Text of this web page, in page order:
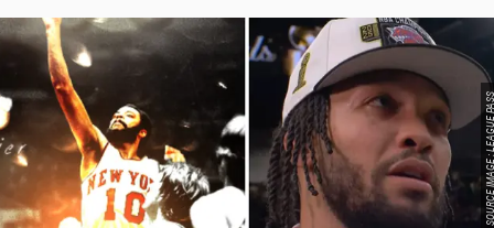
SOURCE